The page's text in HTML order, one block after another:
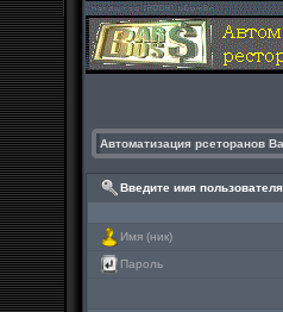
Автоматизация рсеторанов
Введите имя
Имя (ник)
Пароль